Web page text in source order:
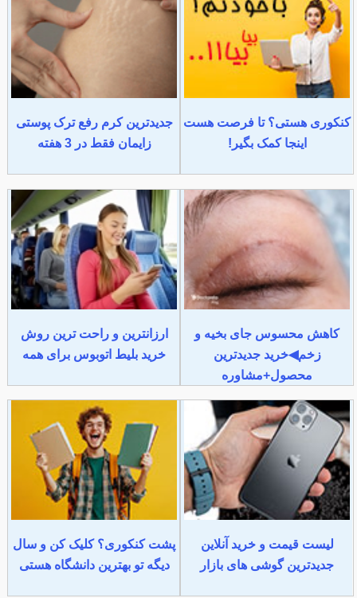
کنکوری هستی؟ تا فرصت هست
اینجا کمک بگیر!
جدیدترین کرم رفع ترک پوستی
زایمان فقط در 3 هفته
کاهش محسوس جای بخیه و
زخم◀خرید جدیدترین
محصول+مشاوره
ارزانترین و راحت ترین روش
خرید بلیط اتوبوس برای همه
لیست قیمت و خرید آنلاین
جدیدترین گوشی های بازار
پشت کنکوری؟ کلیک کن و سال
دیگه تو بهترین دانشگاه هستی